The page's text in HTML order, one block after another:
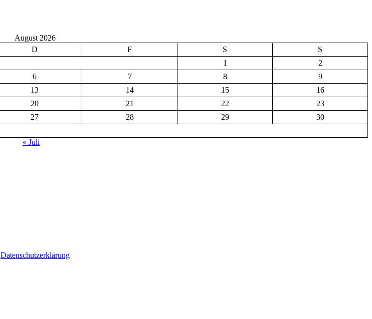
August 2026
D F S
S
1
2
6 7 8
9
13 14 15
16
20 21 22
23
27 28 29
30
« Juli
Datenschutzerklärung